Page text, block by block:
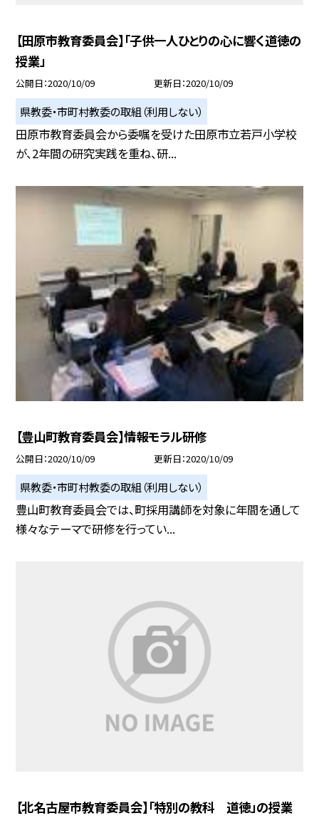
【田原市教育委員会】「子供一人ひとりの心に響く道徳の
授業」
公開日 2020/10/09 更新日 2020/10/09
県教委・市町村教委の取組（利用しない）
田原市教育委員会から委嘱を受けた田原市立若戸小学校
が、2年間の研究実践を重ね、研...
【豊山町教育委員会】情報モラル研修
公開日 2020/10/09 更新日 2020/10/09
県教委・市町村教委の取組（利用しない）
豊山町教育委員会では、町採用講師を対象に年間を通して
様々なテーマで研修を行ってい...
【北名古屋市教育委員会】「特別の教科 道徳」の授業